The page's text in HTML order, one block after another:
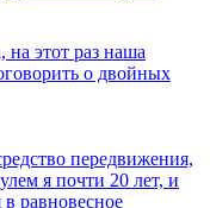
на этот раз наша
о двойных
передвижения,
я почти 20 лет, и
равновесное